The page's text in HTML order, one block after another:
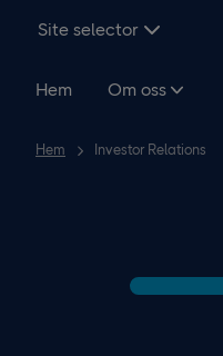
Site selector
Hem Om oss
Hem Investor Relations